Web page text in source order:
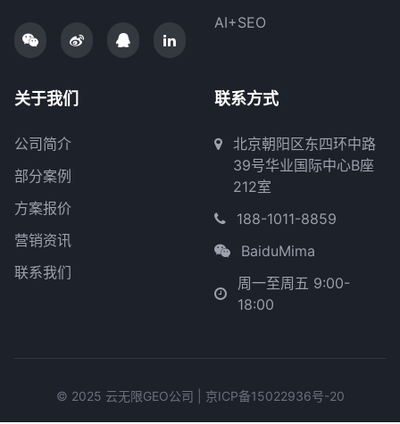
AI+SEO
关于我们
公司简介
部分案例
方案报价
营销资讯
联系我们
联系方式
北京朝阳区东四环中路
39号华业国际中心B座
212室
188-1011-8859
BaiduMima
周一至周五 9:00-
18:00
© 2025 云无限GEO公司 | 京ICP备15022936号-20